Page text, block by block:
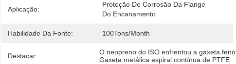
Aplicação:
Proteção De Corrosão Da Flange
Do Encanamento
Habilidade Da Fonte: 100Tons/Month
Destacar: O neopreno do ISO enfrentou a gaxeta
Gaxeta metálica espiral contínua de PTFE